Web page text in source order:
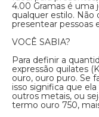
4.00 Gramas é uma
qualquer estilo. Não
presentear pessoas
VOCÊ SABIA?
Para definir a
expressão quilates
ouro, ouro puro. Se
isso significa que
outros metais, ou
termo ouro 750,